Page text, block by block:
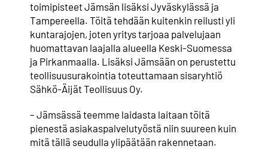
toimipisteet Jämsän lisäksi Jyväskylässä ja
Tampereella. Töitä tehdään kuitenkin reilusti yli
kuntarajojen, joten yritys tarjoaa palvelujaan
huomattavan laajalla alueella Keski-Suomessa
ja Pirkanmaalla. Lisäksi Jämsään on perustettu
teollisuusurakointia toteuttamaan sisaryhtiö
Sähkö-Äijät Teollisuus Oy.
– Jämsässä teemme laidasta laitaan töitä
pienestä asiakaspalvelutyöstä niin suureen kuin
mitä tällä seudulla ylipäätään rakennetaan.